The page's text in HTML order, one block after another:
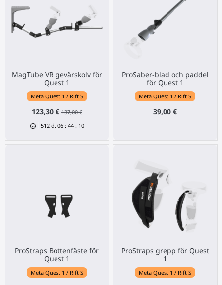
MagTube VR gevärskolv för
Quest 1
Meta Quest 1 / Rift S
123,30 € 137,00 €
512d. 06: 44: 10
ProSaber-blad och paddel
för Quest 1
Meta Quest 1 / Rift S
39,00 €
ProStraps Bottenfäste för
Quest 1
Meta Quest 1 / Rift S
ProStraps grepp för Quest
1
Meta Quest 1 / Rift S